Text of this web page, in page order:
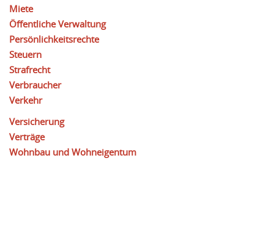
Miete
Öffentliche Verwaltung
Persönlichkeitsrechte
Steuern
Strafrecht
Verbraucher
Verkehr
Versicherung
Verträge
Wohnbau und Wohneigentum